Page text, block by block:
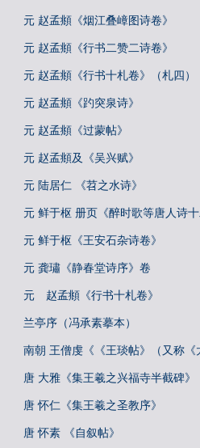
元 赵孟頫《烟江叠嶂图诗卷》
元 赵孟頫《行书二赞二诗卷》
元 赵孟頫《行书十札卷》（札四）
元 赵孟頫《趵突泉诗》
元 赵孟頫《过蒙帖》
元 赵孟頫及《吴兴赋》
元 陆居仁 《苕之水诗》
元 鲜于枢 册页《醉时歌等唐人诗十
元 鲜于枢《王安石杂诗卷》
元 龚璛《静春堂诗序》卷
元 赵孟頫《行书十札卷》
兰亭序（冯承素摹本）
南朝 王僧虔《《王琰帖》（又称《
唐 大雅《集王羲之兴福寺半截碑》
唐 怀仁《集王羲之圣教序》
唐 怀素 《自叙帖》